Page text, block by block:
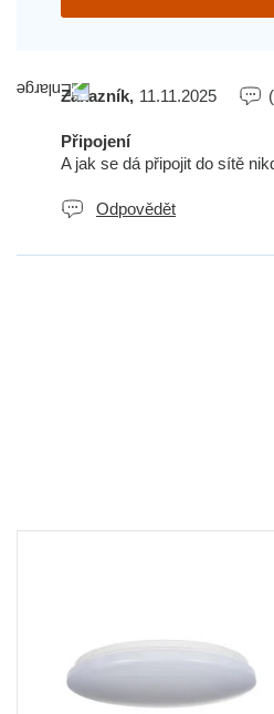
Zákazník, 11.11.2025
Připojení
A jak se dá připojit do sítě
Odpovědět